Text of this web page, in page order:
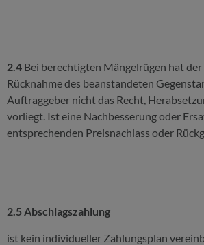
2.4 Bei berechtigten Mängelrügen hat
Rücknahme des beanstandeten
Auftraggeber nicht das Recht,
vorliegt. Ist eine Nachbesserung oder
entsprechenden Preisnachlass oder
2.5 Abschlagszahlung
ist kein individueller Zahlungsplan